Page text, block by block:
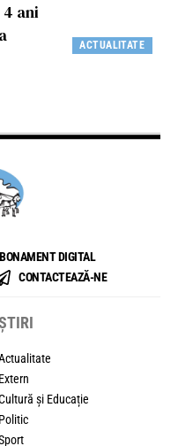
ACTUALITATE
ani
DIGITAL
CONTACTEAZĂ-NE
Extern
și Educație
Politic